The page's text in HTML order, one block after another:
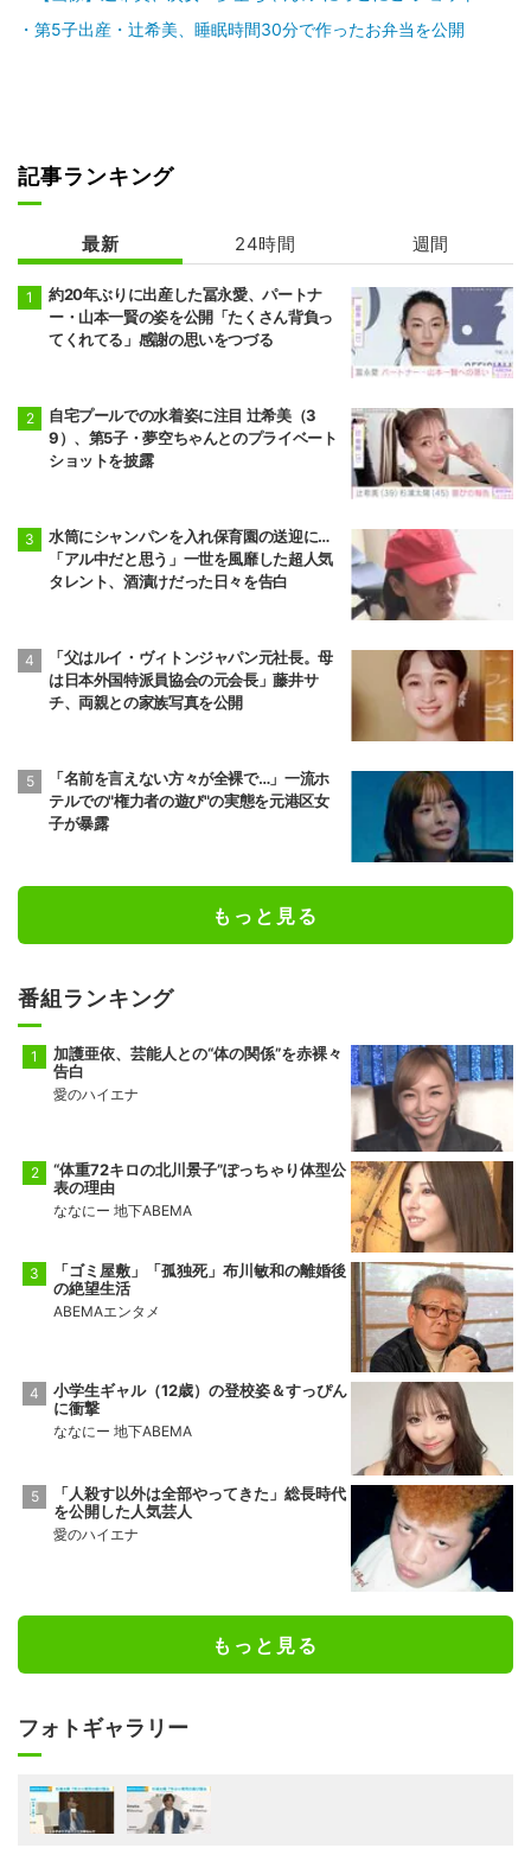
第5子出産・辻希美、睡眠時間30分で作ったお弁当を公開
記事ランキング
最新 24時間 週間
約20年ぶりに出産した冨永愛、パートナ
ー・山本一賢の姿を公開「たくさん背負っ
てくれてる」感謝の思いをつづる
自宅プールでの水着姿に注目 辻希美（3
9）、第5子・夢空ちゃんとのプライベート
ショットを披露
水筒にシャンパンを入れ保育園の送迎に…
「アル中だと思う」一世を風靡した超人気
タレント、酒漬けだった日々を告白
「父はルイ・ヴィトンジャパン元社長。母
は日本外国特派員協会の元会長」藤井サ
チ、両親との家族写真を公開
「名前を言えない方々が全裸で…」一流ホ
テルでの"権力者の遊び"の実態を元港区女
子が暴露
もっと見る
番組ランキング
加護亜依、芸能人との“体の関係”を赤裸々
告白
愛のハイエナ
“体重72キロの北川景子”ぽっちゃり体型公
表の理由
ななにー 地下ABEMA
「ゴミ屋敷」「孤独死」布川敏和の離婚後
の絶望生活
ABEMAエンタメ
小学生ギャル（12歳）の登校姿＆すっぴん
に衝撃
ななにー 地下ABEMA
「人殺す以外は全部やってきた」総長時代
を公開した人気芸人
愛のハイエナ
もっと見る
フォトギャラリー